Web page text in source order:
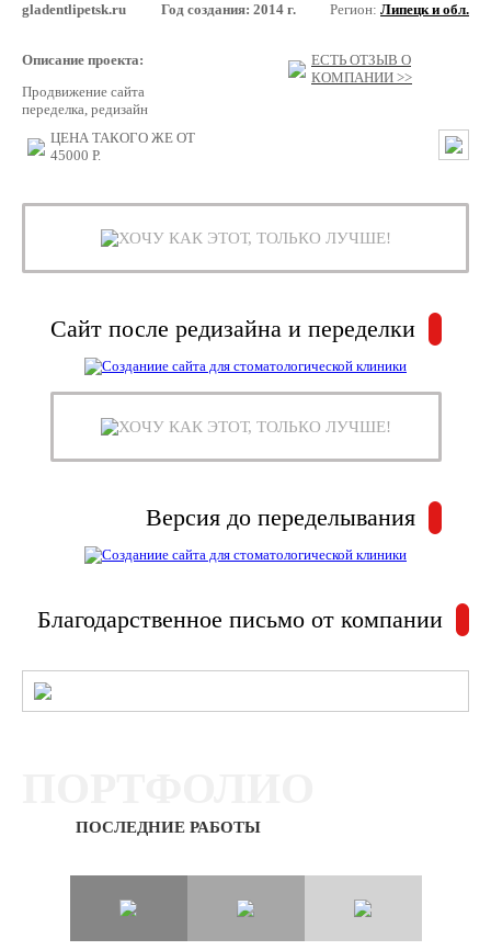
gladentlipetsk.ru Год создания: 2014 г. Регион: Липецк и обл.
Описание проекта:
Продвижение сайта
переделка, редизайн
ЕСТЬ ОТЗЫВ О
КОМПАНИИ >>
ЦЕНА ТАКОГО ЖЕ ОТ
45000 Р.
ХОЧУ КАК ЭТОТ, ТОЛЬКО ЛУЧШЕ!
Сайт после редизайна и переделки
ХОЧУ КАК ЭТОТ, ТОЛЬКО ЛУЧШЕ!
Версия до переделывания
Благодарственное письмо от компании
ПОСЛЕДНИЕ РАБОТЫ